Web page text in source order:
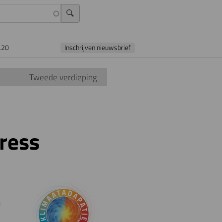
Inschrijven nieuwsbrief
Tweede verdieping